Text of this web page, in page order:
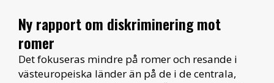
Ny rapport om diskriminering mot
romer
Det fokuseras mindre på romer och resande i
västeuropeiska länder än på de i de centrala,